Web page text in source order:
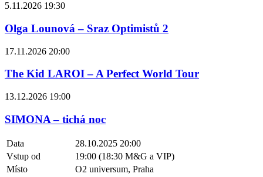
5.11.2026 19:30
Olga Lounová – Sraz Optimistů 2
17.11.2026 20:00
The Kid LAROI – A Perfect World Tour
13.12.2026 19:00
SIMONA – tichá noc
Data
28.10.2025 20:00
Vstup od
19:00 (18:30 M&G a VIP)
Místo
O2 universum, Praha